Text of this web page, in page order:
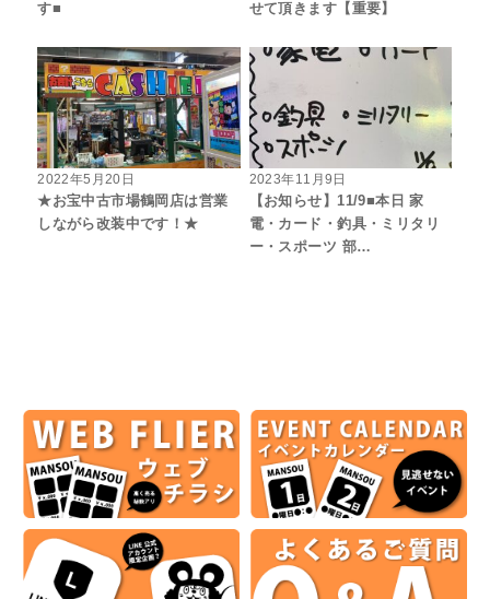
す■
せて頂きます【重要】
2022年5月20日
★お宝中古市場鶴岡店は営業
しながら改装中です！★
2023年11月9日
【お知らせ】11/9■本日 家
電・カード・釣具・ミリタリ
ー・スポーツ 部…